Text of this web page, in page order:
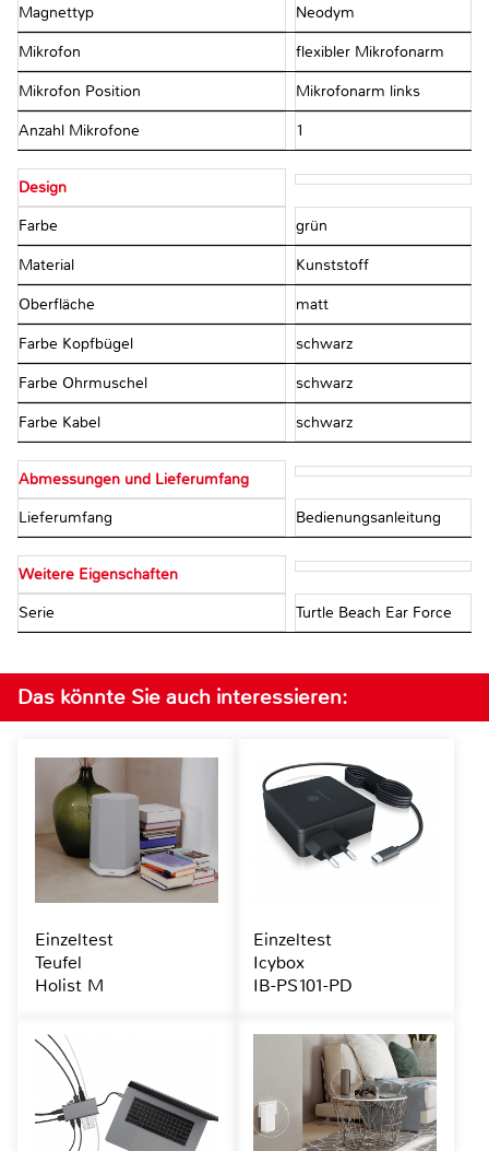
Magnettyp Neodym
Mikrofon flexibler Mikrofonarm
Mikrofon Position Mikrofonarm links
Anzahl Mikrofone 1
Design
Farbe grün
Material Kunststoff
Oberfläche matt
Farbe Kopfbügel schwarz
Farbe Ohrmuschel schwarz
Farbe Kabel schwarz
Abmessungen und Lieferumfang
Lieferumfang Bedienungsanleitung
Weitere Eigenschaften
Serie Turtle Beach Ear Force
Das könnte Sie auch interessieren:
Einzeltest
Teufel
Holist M
Einzeltest
Icybox
IB-PS101-PD